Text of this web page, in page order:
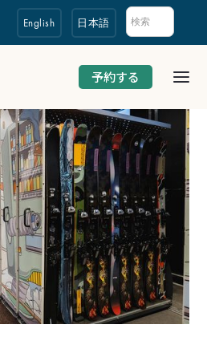
English 日本語
予約する